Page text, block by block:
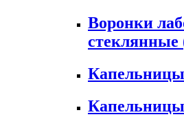
Воронки
стеклянные